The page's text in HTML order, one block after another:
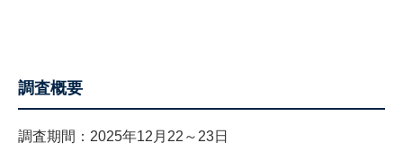
調査概要
調査期間：2025年12月22～23日